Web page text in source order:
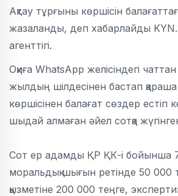
Ақтау тұрғыны көршісін
жазаланды, деп хабарлайды
агенттігі.
Оқиға WhatsApp желісіндегі
жылдың шілдесінен бастап
көршісінен балағат сөздер естіп
шыдай алмаған әйел сотқа
Сот ер адамды ҚР ҚК-і бойынша
моральдық шығын ретінде 50 000
қызметіне 200 000 теңге,